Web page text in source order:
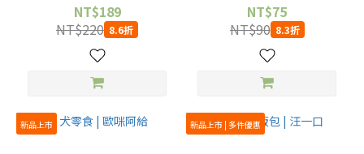
NT$189
NT$220 8.6折
NT$75
NT$90 8.3折
新品上市 新品上市 | 多件優惠